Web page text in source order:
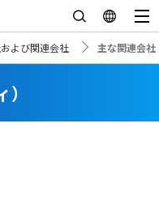
よび関連会社 主な関連会